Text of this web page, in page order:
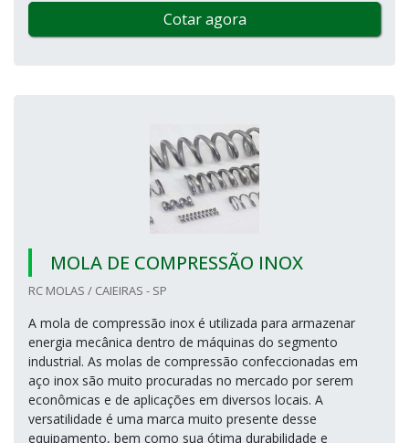
Cotar agora
MOLA DE COMPRESSÃO INOX
RC MOLAS / CAIEIRAS - SP
A mola de compressão inox é utilizada para armazenar
energia mecânica dentro de máquinas do segmento
industrial. As molas de compressão confeccionadas em
aço inox são muito procuradas no mercado por serem
econômicas e de aplicações em diversos locais. A
versatilidade é uma marca muito presente desse
equipamento, bem como sua ótima durabilidade e